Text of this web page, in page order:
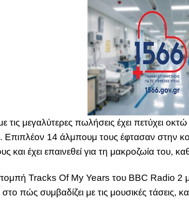
τις μεγαλύτερες πωλήσεις έχει πετύχει
Επιπλέον 14 άλμπουμ τους έφτασαν στην
και έχει επαινεθεί για τη μακροζωία του,
Tracks Of My Years του BBC Radio 2
πώς συμβαδίζει με τις μουσικές τάσεις,